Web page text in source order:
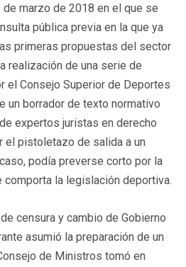
marzo de 2018 en el que se
pública previa en la que ya
primeras propuestas del sector
realización de una serie de
el Consejo Superior de Deportes
un borrador de texto normativo
expertos juristas en derecho
el pistoletazo de salida a un
podía preverse corto por la
comporta la legislación deportiva.
censura y cambio de Gobierno
asumió la preparación de un
de Ministros tomó en